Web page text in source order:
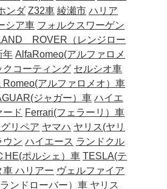
ンダ Z32車 綾瀬市 ハリア
シア車 フォルクスワーゲン
ROVER（レンジロー
年 AlfaRomeo(アルファロメ
クコーティング セルシオ車
Romeo(アルファロメオ）車
ジャガー）車 ハイエ
ード Ferrari(フェラーリ）車
リペア ヤマハ ヤリス(ヤリ
ウン ハイエース ランドクル
HE(ポルシェ）車 TESLA(テ
車 ハリアー ヴェルファイア
ンドローバー）車 ヤリス